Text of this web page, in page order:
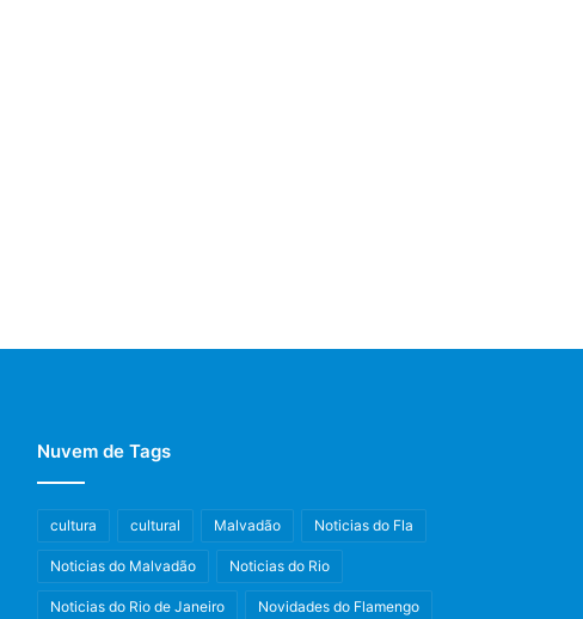
Nuvem de Tags
cultura cultural Malvadão Noticias do Fla
Noticias do Malvadão Noticias do Rio
Noticias do Rio de Janeiro Novidades do Flamengo